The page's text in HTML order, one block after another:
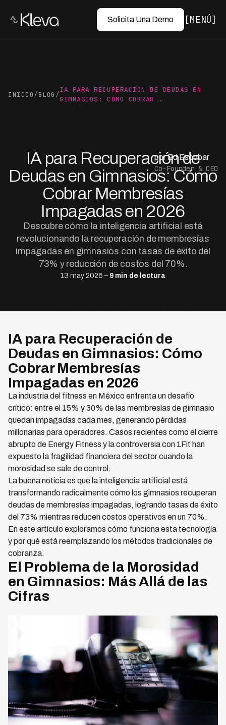
Solicita Una Demo MENÚ
INICIO/BLOG /
IA PARA RECUPERACIÓN DE DEUDAS EN
GIMNASIOS: CÓMO COBRAR …
IA para Recuperación de
Deudas en Gimnasios: Cómo
Cobrar Membresías
Impagadas en 2026
Descubre cómo la inteligencia artificial está
revolucionando la recuperación de membresías
impagadas en gimnasios con tasas de éxito del
73% y reducción de costos del 70%.
13 may 2026 – 9 min de lectura
por Ed Escobar
Co-Founder & CEO
IA para Recuperación de
Deudas en Gimnasios: Cómo
Cobrar Membresías
Impagadas en 2026
La industria del fitness en México enfrenta un desafío
crítico: entre el 15% y 30% de las membresías de gimnasio
quedan impagadas cada mes, generando pérdidas
millonarias para operadores. Casos recientes como el cierre
abrupto de Energy Fitness y la controversia con 1Fit han
expuesto la fragilidad financiera del sector cuando la
morosidad se sale de control.
La buena noticia es que la inteligencia artificial está
transformando radicalmente cómo los gimnasios recuperan
deudas de membresías impagadas, logrando tasas de éxito
del 73% mientras reducen costos operativos en un 70%.
En este artículo exploramos cómo funciona esta tecnología
y por qué está reemplazando los métodos tradicionales de
cobranza.
El Problema de la Morosidad
en Gimnasios: Más Allá de las
Cifras